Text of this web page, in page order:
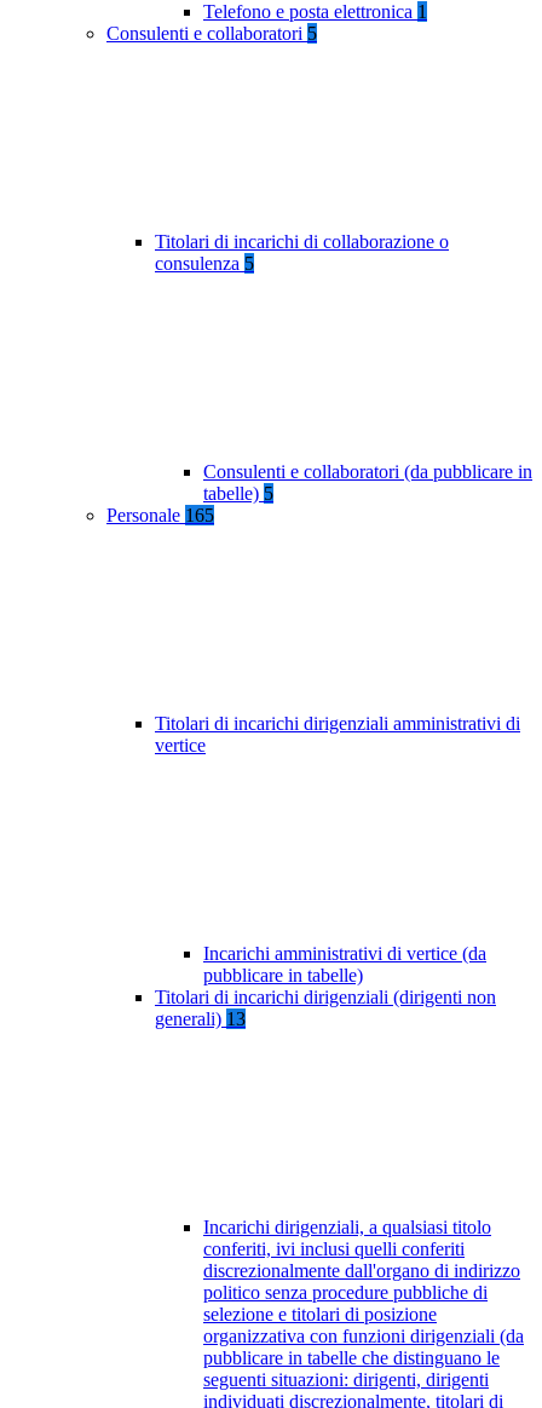
Telefono e posta elettronica 1
Consulenti e collaboratori 5
Titolari di incarichi di collaborazione o
consulenza 5
Consulenti e collaboratori (da pubblicare in
tabelle) 5
Personale 165
Titolari di incarichi dirigenziali amministrativi di
vertice
Incarichi amministrativi di vertice (da
pubblicare in tabelle)
Titolari di incarichi dirigenziali (dirigenti non
generali) 13
Incarichi dirigenziali, a qualsiasi titolo
conferiti, ivi inclusi quelli conferiti
discrezionalmente dall'organo di indirizzo
politico senza procedure pubbliche di
selezione e titolari di posizione
organizzativa con funzioni dirigenziali (da
pubblicare in tabelle che distinguano le
seguenti situazioni: dirigenti, dirigenti
individuati discrezionalmente, titolari di